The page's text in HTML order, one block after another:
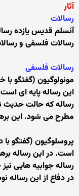
آثار
رسالات
آنسلم قدیس یازده
رسالات فلسفی و
رسالات فلسفی
مونولوگیون (گفتگو
این رساله پایه ای
رساله که حالت حدیث
مطرح می شود. این
پروسلوگیون (گفتگو
است. در این رساله
رساله جوابیه هایی
در دفاع از این رساله